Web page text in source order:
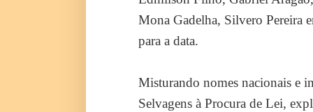
Mona Gadelha, Silvero Pereira
para a data.
Misturando nomes nacionais e
Selvagens à Procura de Lei,